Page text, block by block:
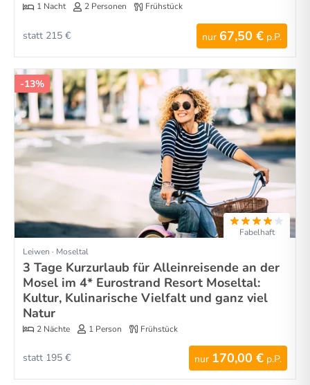
1 Nacht 2 Personen Frühstück
nur 67,50 € p.P.
statt 215 €
-13%
Fabelhaft
Leiwen · Moseltal
3 Tage Kurzurlaub für Alleinreisende an der
Mosel im 4* Eurostrand Resort Moseltal:
Kultur, Kulinarische Vielfalt und ganz viel
Natur
2 Nächte 1 Person Frühstück
nur 170,00 € p.P.
statt 195 €